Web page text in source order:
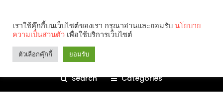
Search Categories
เราใช้คุ๊กกี้บนเว็บไซต์ของเรา กรุณาอ่านและยอมรับ นโยบาย
ความเป็นส่วนตัว เพื่อใช้บริการเว็บไซต์
ตัวเลือกคุ๊กกี้ ยอมรับ